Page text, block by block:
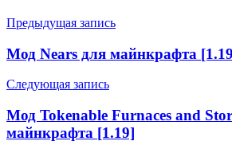
Предыдущая запись
Мод Nears для майнкрафта
Следующая запись
Мод Tokenable Furnaces and
майнкрафта [1.19]